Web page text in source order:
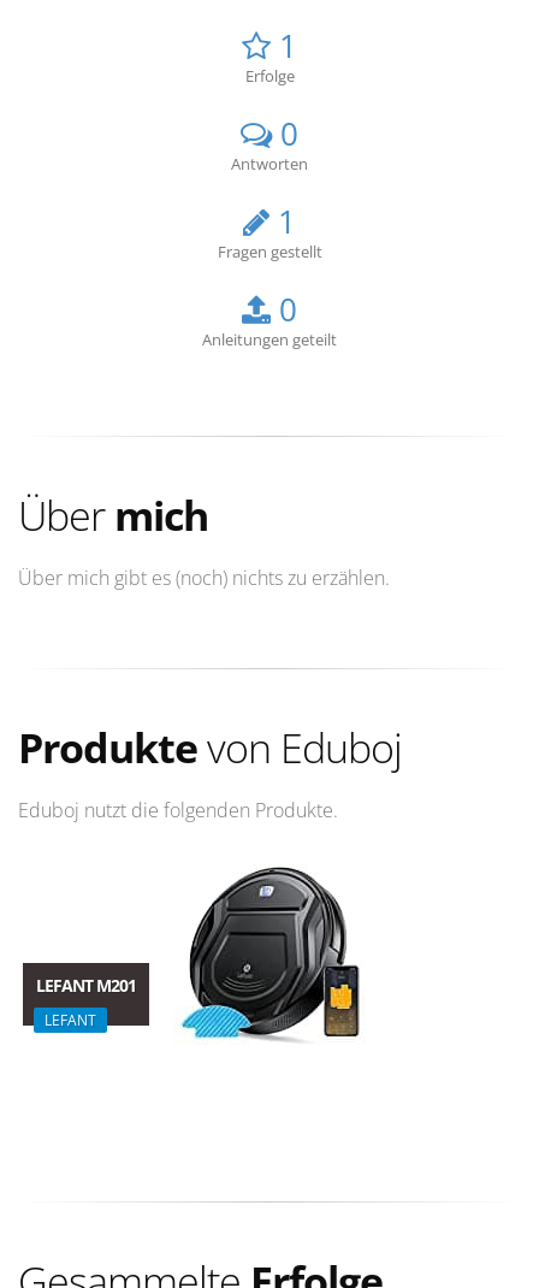
1
Erfolge
0
Antworten
1
Fragen gestellt
0
Anleitungen geteilt
Übermich
Über mich gibt es (noch) nichts zu erzählen.
Produktevon Eduboj
Eduboj nutzt die folgenden Produkte.
LEFANT M201
LEFANT